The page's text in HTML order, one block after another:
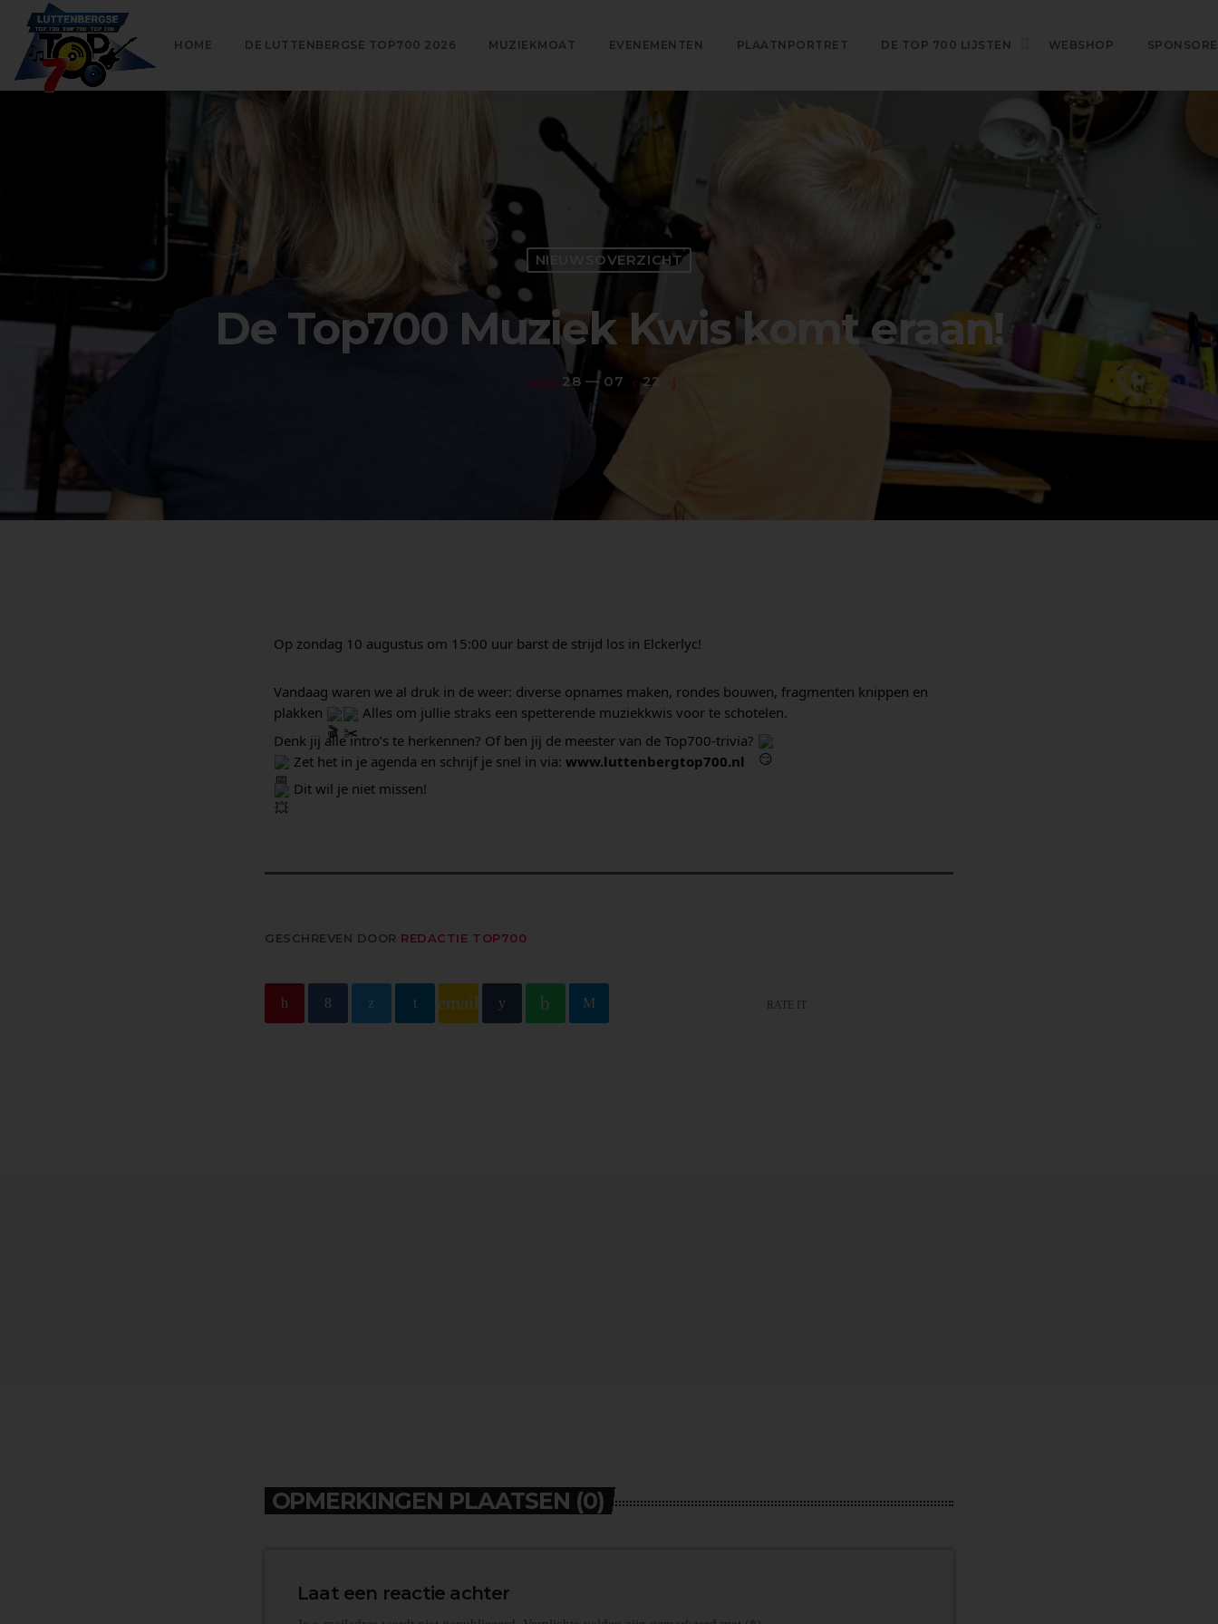
HOME DE LUTTENBERGSE TOP700 2026 MUZIEKMOAT EVENEMENTEN PLAATNPORTRET DE TOP 700 LIJSTEN WEBSHOP
NIEUWSOVERZICHT
De Top700 Muziek Kwis komt eraan!
today 28 — 07 22
Op zondag 10 augustus om 15:00 uur barst de strijd los in Elckerlyc!
Vandaag waren we al druk in de weer: diverse opnames maken, rondes bouwen, fragmenten knippen en
plakken
Alles om jullie straks een spetterende muziekkwis voor te schotelen.
Denk jij alle intro’s te herkennen? Of ben jij de meester van de Top700-trivia?
Zet het in je agenda en schrijf je snel in via: www.luttenbergtop700.nl
Dit wil je niet missen!
GESCHREVEN DOOR REDACTIE TOP700
email RATE IT
OPMERKINGEN PLAATSEN (0)
Laat een reactie achter